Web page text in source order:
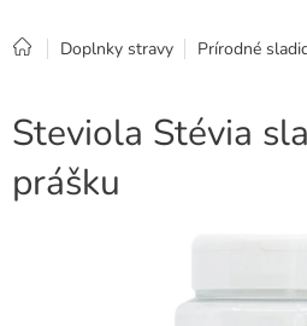
Domov
Doplnky stravy Prírodné
Steviola Stévia
prášku